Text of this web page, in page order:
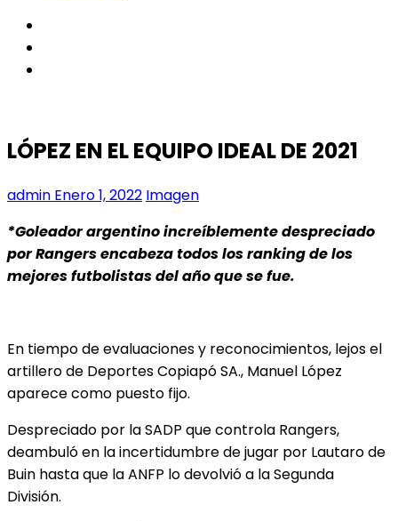
LÓPEZ EN EL EQUIPO IDEAL DE 2021
admin Enero 1, 2022 Imagen
*Goleador argentino increíblemente despreciado
por Rangers encabeza todos los ranking de los
mejores futbolistas del año que se fue.
En tiempo de evaluaciones y reconocimientos, lejos el
artillero de Deportes Copiapó SA., Manuel López
aparece como puesto fijo.
Despreciado por la SADP que controla Rangers,
deambuló en la incertidumbre de jugar por Lautaro de
Buin hasta que la ANFP lo devolvió a la Segunda
División.